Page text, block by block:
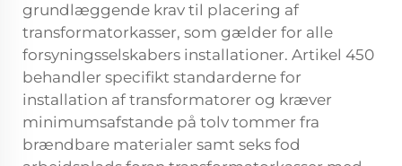
grundlæggende krav til placering af
transformatorkasser, som gælder for alle
forsyningsselskabers installationer. Artikel 450
behandler specifikt standarderne for
installation af transformatorer og kræver
minimumsafstande på tolv tommer fra
brændbare materialer samt seks fod